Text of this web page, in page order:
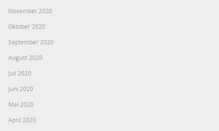
November 2020
Oktober 2020
September 2020
August 2020
Juli 2020
Juni 2020
Mai 2020
April 2020